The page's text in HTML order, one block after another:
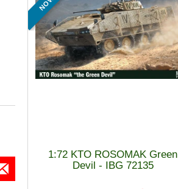
1:72 KTO ROSOMAK Green
Devil - IBG 72135